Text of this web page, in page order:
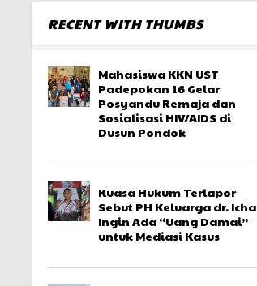
RECENT WITH THUMBS
Mahasiswa KKN UST
Padepokan 16 Gelar
Posyandu Remaja dan
Sosialisasi HIV/AIDS di
Dusun Pondok
Kuasa Hukum Terlapor
Sebut PH Keluarga dr. Icha
Ingin Ada “Uang Damai”
untuk Mediasi Kasus